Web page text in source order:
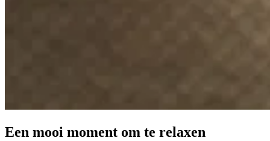
Een mooi moment om te relaxen